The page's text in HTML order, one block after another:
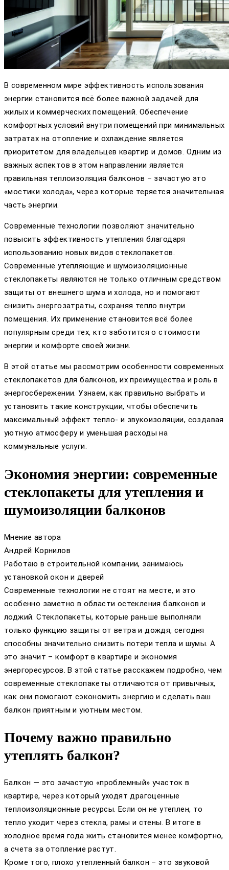
В современном мире эффективность использования
энергии становится всё более важной задачей для
жилых и коммерческих помещений. Обеспечение
комфортных условий внутри помещений при минимальных
затратах на отопление и охлаждение является
приоритетом для владельцев квартир и домов. Одним из
важных аспектов в этом направлении является
правильная теплоизоляция балконов – зачастую это
«мостики холода», через которые теряется значительная
часть энергии.
Современные технологии позволяют значительно
повысить эффективность утепления благодаря
использованию новых видов стеклопакетов.
Современные утепляющие и шумоизоляционные
стеклопакеты являются не только отличным средством
защиты от внешнего шума и холода, но и помогают
снизить энергозатраты, сохраняя тепло внутри
помещения. Их применение становится всё более
популярным среди тех, кто заботится о стоимости
энергии и комфорте своей жизни.
В этой статье мы рассмотрим особенности современных
стеклопакетов для балконов, их преимущества и роль в
энергосбережении. Узнаем, как правильно выбрать и
установить такие конструкции, чтобы обеспечить
максимальный эффект тепло- и звукоизоляции, создавая
уютную атмосферу и уменьшая расходы на
коммунальные услуги.
Экономия энергии: современные
стеклопакеты для утепления и
шумоизоляции балконов
Мнение автора
Андрей Корнилов
Работаю в строительной компании, занимаюсь
установкой окон и дверей
Современные технологии не стоят на месте, и это
особенно заметно в области остекления балконов и
лоджий. Стеклопакеты, которые раньше выполняли
только функцию защиты от ветра и дождя, сегодня
способны значительно снизить потери тепла и шумы. А
это значит – комфорт в квартире и экономия
энергоресурсов. В этой статье расскажем подробно, чем
современные стеклопакеты отличаются от привычных,
как они помогают сэкономить энергию и сделать ваш
балкон приятным и уютным местом.
Почему важно правильно
утеплять балкон?
Балкон — это зачастую «проблемный» участок в
квартире, через который уходят драгоценные
теплоизоляционные ресурсы. Если он не утеплен, то
тепло уходит через стекла, рамы и стены. В итоге в
холодное время года жить становится менее комфортно,
а счета за отопление растут.
Кроме того, плохо утепленный балкон – это звуковой